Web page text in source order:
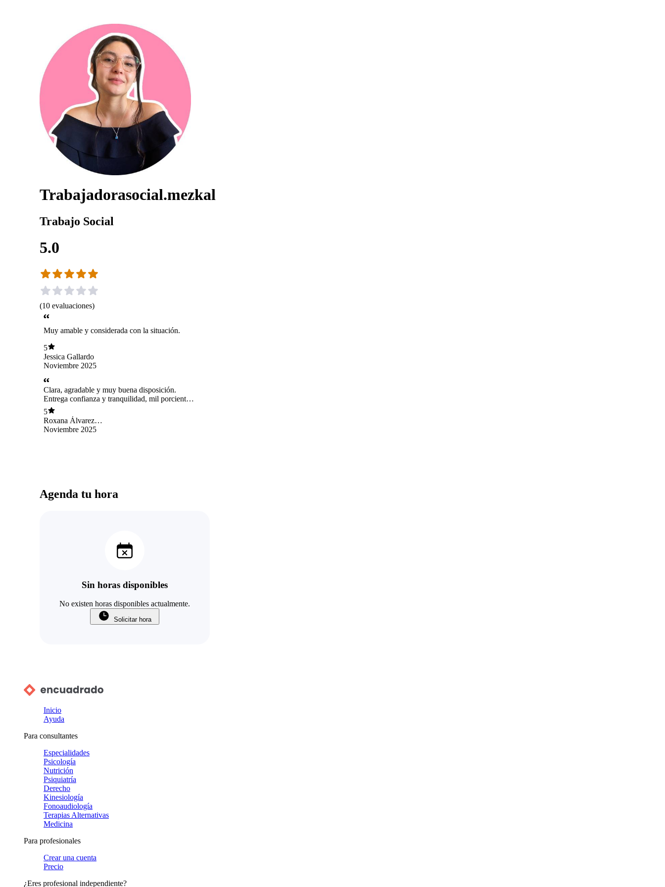
Trabajadorasocial.mezkal
Trabajo Social
5.0
(10 evaluaciones)
Muy amable y considerada con la situación.
5
Jessica Gallardo
Noviembre 2025
Clara, agradable y muy buena disposición.
Entrega confianza y tranquilidad, mil porciento
recomendada.
5
Roxana Álvarez
Gálvez
Noviembre 2025
Agenda tu hora
Sin horas disponibles
No existen horas disponibles actualmente.
Solicitar hora
Inicio
Ayuda
Para consultantes
Especialidades
Psicología
Nutrición
Psiquiatría
Derecho
Kinesiología
Fonoaudiología
Terapias Alternativas
Medicina
Para profesionales
Crear una cuenta
Precio
¿Eres profesional independiente?